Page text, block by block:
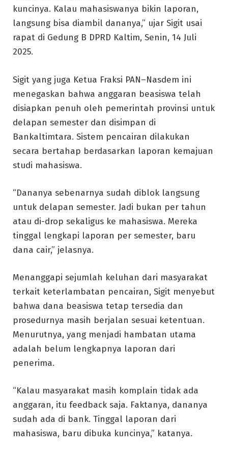
kuncinya. Kalau mahasiswanya bikin laporan,
langsung bisa diambil dananya,” ujar Sigit usai
rapat di Gedung B DPRD Kaltim, Senin, 14 Juli
2025.
Sigit yang juga Ketua Fraksi PAN–Nasdem ini
menegaskan bahwa anggaran beasiswa telah
disiapkan penuh oleh pemerintah provinsi untuk
delapan semester dan disimpan di
Bankaltimtara. Sistem pencairan dilakukan
secara bertahap berdasarkan laporan kemajuan
studi mahasiswa.
“Dananya sebenarnya sudah diblok langsung
untuk delapan semester. Jadi bukan per tahun
atau di-drop sekaligus ke mahasiswa. Mereka
tinggal lengkapi laporan per semester, baru
dana cair,” jelasnya.
Menanggapi sejumlah keluhan dari masyarakat
terkait keterlambatan pencairan, Sigit menyebut
bahwa dana beasiswa tetap tersedia dan
prosedurnya masih berjalan sesuai ketentuan.
Menurutnya, yang menjadi hambatan utama
adalah belum lengkapnya laporan dari
penerima.
“Kalau masyarakat masih komplain tidak ada
anggaran, itu feedback saja. Faktanya, dananya
sudah ada di bank. Tinggal laporan dari
mahasiswa, baru dibuka kuncinya,” katanya.